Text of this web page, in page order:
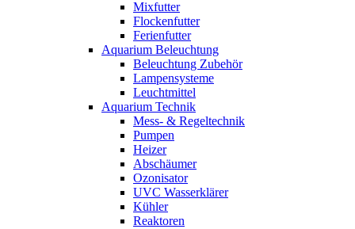
Mixfutter
Flockenfutter
Ferienfutter
Aquarium Beleuchtung
Beleuchtung Zubehör
Lampensysteme
Leuchtmittel
Aquarium Technik
Mess- & Regeltechnik
Pumpen
Heizer
Abschäumer
Ozonisator
UVC Wasserklärer
Kühler
Reaktoren